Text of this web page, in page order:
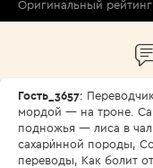
Оригинальный
Гость_3657:
мордой — на троне.
подножья — лиса в
сахари́нной породы,
переводы, Как болит